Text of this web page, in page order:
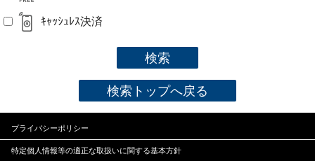
ｷｬｯｼｭﾚｽ決済
検索
検索トップへ戻る
プライバシーポリシー
特定個人情報等の適正な取扱いに関する基本方針